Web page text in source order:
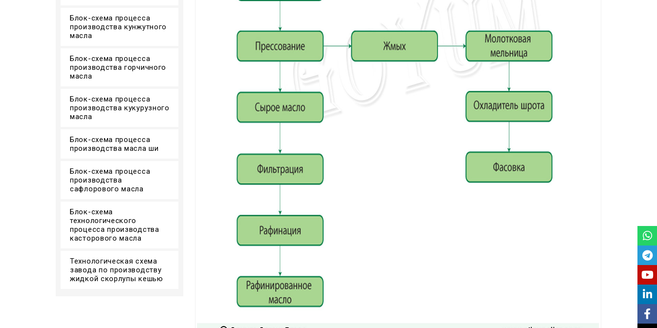
Блок-схема процесса
производства кунжутного
масла
Блок-схема процесса
производства горчичного
масла
Блок-схема процесса
производства кукурузного
масла
Блок-схема процесса
производства масла ши
Блок-схема процесса
производства
сафлорового масла
Блок-схема
технологического
процесса производства
касторового масла
Технологическая схема
завода по производству
жидкой скорлупы кешью